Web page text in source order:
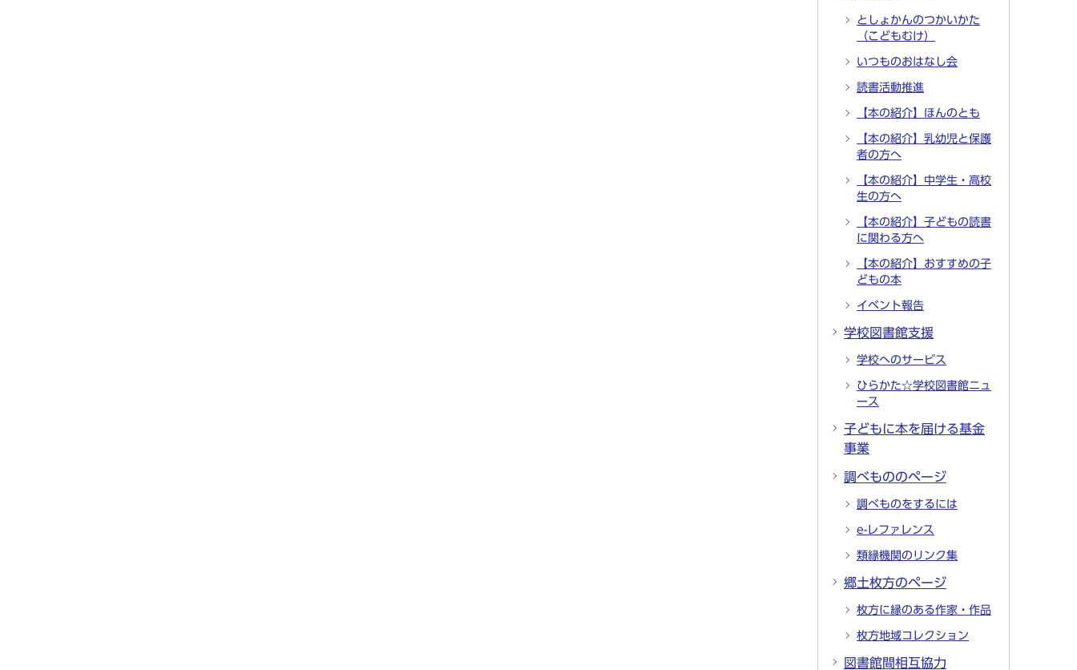
としょかんのつかいかた
（こどもむけ）
いつものおはなし会
読書活動推進
【本の紹介】ほんのとも
【本の紹介】乳幼児と保護
者の方へ
【本の紹介】中学生・高校
生の方へ
【本の紹介】子どもの読書
に関わる方へ
【本の紹介】おすすめの子
どもの本
イベント報告
学校図書館支援
学校へのサービス
ひらかた☆学校図書館ニュ
ース
子どもに本を届ける基金
事業
調べもののページ
調べものをするには
e-レファレンス
類縁機関のリンク集
郷土枚方のページ
枚方に縁のある作家・作品
枚方地域コレクション
図書館間相互協力